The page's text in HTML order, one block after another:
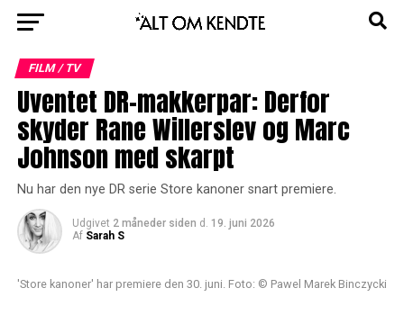
FILM / TV
Uventet DR-makkerpar: Derfor
skyder Rane Willerslev og Marc
Johnson med skarpt
Nu har den nye DR serie Store kanoner snart premiere.
Udgivet 2 måneder siden d. 19. juni 2026
Af Sarah S
'Store kanoner' har premiere den 30. juni. Foto: © Pawel Marek Binczycki